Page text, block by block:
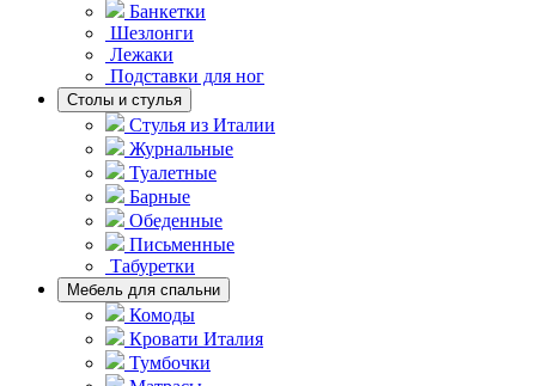
Банкетки
Шезлонги
Лежаки
Подставки для ног
Столы и стулья
Стулья из Италии
Журнальные
Туалетные
Барные
Обеденные
Письменные
Табуретки
Мебель для спальни
Комоды
Кровати Италия
Тумбочки